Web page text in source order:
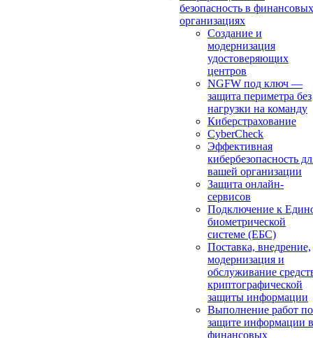
безопасность в финансовых
организациях
Создание и
модернизация
удостоверяющих
центров
NGFW под ключ —
защита периметра без
нагрузки на команду
Киберстрахование
CyberCheck
Эффективная
кибербезопасность
вашей организации
Защита онлайн-
сервисов
Подключение к
биометрической
системе (ЕБС)
Поставка, внедрение,
модернизация и
обслуживание
криптографической
защиты информации
Выполнение работ по
защите информации в
финансовых